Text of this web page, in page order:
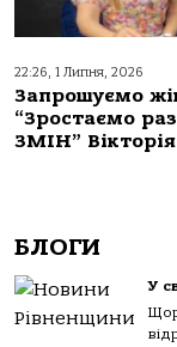
22:26, 1 Липня, 2026
Запрошуємо
“Зростаємо
ЗМІН”
БЛОГИ
У